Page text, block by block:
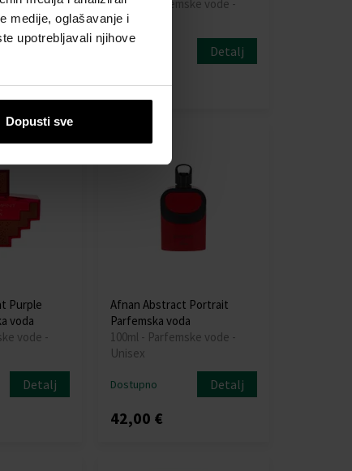
medije, oglašavanje i
upotrebljavali njihove
Dopusti sve
vode -
100ml - Parfemske vode -
Unisex
Detalj
37,00 €
Purple
voda
vode -
Detalj
Afnan Abstract Portrait
Parfemska voda
100ml - Parfemske vode -
Unisex
Dostupno Detalj
42,00 €